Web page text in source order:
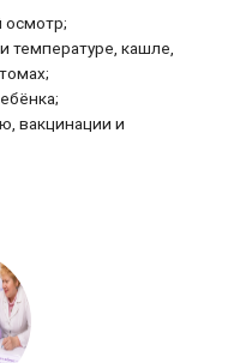
осмотр;
температуре, кашле,
вакцинации и